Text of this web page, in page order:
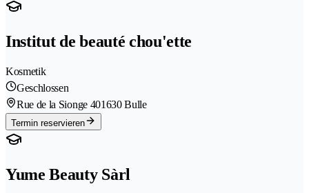
Institut de beauté chou'ette
Kosmetik
Geschlossen
Rue de la Sionge 401630 Bulle
Termin reservieren
Yume Beauty Sàrl